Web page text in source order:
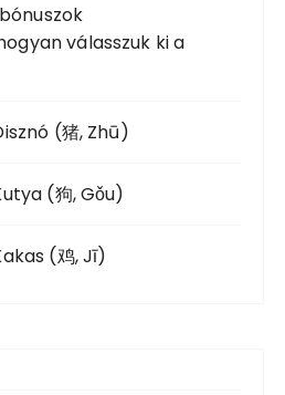
válasszuk ki a
(猪, Zhū)
(狗, Gǒu)
(鸡, Jī)